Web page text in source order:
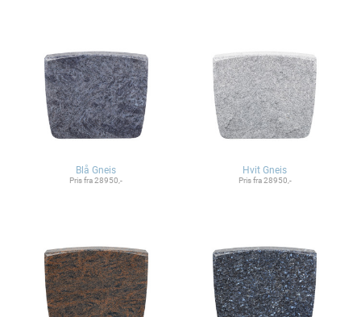
Blå Gneis
Pris fra 28950,-
Hvit Gneis
Pris fra 28950,-